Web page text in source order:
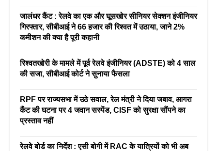
जालंधर कैंट : रेलवे का एक और घूसखोर सीनियर सेक्शन इंजीनियर
गिरफ्तार, सीबीआई ने 66 हजार की रिश्वत में उठाया, जाने 2%
कमीशन की क्या है पूरी कहानी
रिश्वतखोरी के मामले में पूर्व रेलवे इंजीनियर (ADSTE) को 4 साल
की सजा, सीबीआई कोर्ट ने सुनाया फैसला
RPF पर राज्यसभा में उठे सवाल, रेल मंत्री ने दिया जबाव, आगरा
कैंट की घटना पर 4 जवान सस्पेंड, CISF को सुरक्षा सौंपने का
प्रस्ताव नहीं
रेलवे बोर्ड का निर्देश : एसी बोगी में RAC के यात्रियों को भी अब